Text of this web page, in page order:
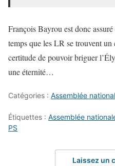
François Bayrou est donc
temps que les LR se trouvent
certitude de pouvoir briguer
une éternité…
Catégories : Assemblée
Étiquettes : Assemblée
PS
Laissez un